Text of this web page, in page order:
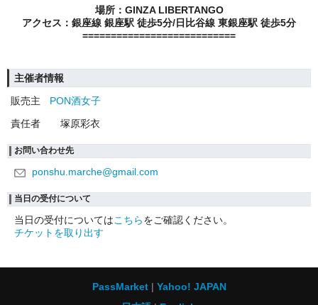
場所： GINZA LIBERTANGO
アクセス：銀座線 銀座駅 徒歩5分/日比谷線 東銀座駅 徒歩5分
===========================
主催者情報
販売主
PON酒女子
責任者
塚原彩衣
お問い合わせ先
ponshu.marche@gmail.com
当日の受付について
当日の受付についてはこちらをご確認ください。
チケットを取り出す
PassMarket
Yahoo! JAPAN